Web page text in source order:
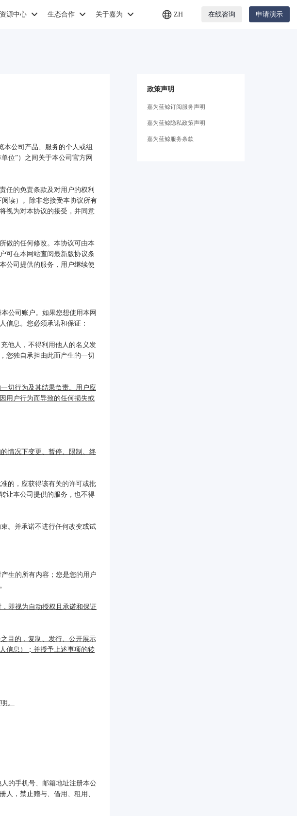
资源中心 生态合作 关于嘉为 ZH 在线咨询 申请演示
本公司产品、服务的个人或组
位”）之间关于本公司官方网
任的免责条款及对用户的权利
读）。除非您接受本协议所有
视为对本协议的接受，并同意
做的任何修改。本协议可由本
可在本网站查阅最新版协议条
公司提供的服务，用户继续使
公司账户。如果您想使用本网
信息。您必须承诺和保证：
他人，不得利用他人的名义发
您独自承担由此而产生的一切
切行为及其结果负责。用户应
用户行为而导致的任何损失或
情况下变更、暂停、限制、终
的，应获得该有关的许可或批
让本公司提供的服务，也不得
。并承诺不进行任何改变或试
生的所有内容；您是您的用户
即视为自动授权且承诺和保证
目的，复制、发行、公开展示
信息）；并授予上述事项的转
。
的手机号、邮箱地址注册本公
人，禁止赠与、借用、租用、
政策声明
嘉为蓝鲸订阅服务声明
嘉为蓝鲸隐私政策声明
嘉为蓝鲸服务条款